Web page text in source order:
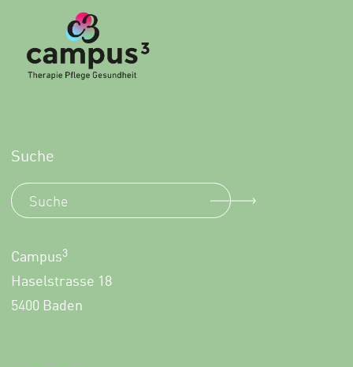
Suche
Campus3
Haselstrasse 18
5400 Baden